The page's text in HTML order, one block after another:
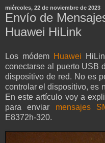
miércoles, 22 de noviembre de 2023
Envío de
Huawei HiLink
Los módem Huawei
conectarse al puerto USB
dispositivo de red. No es
controlar el dispositivo, es
En este artículo voy a
para enviar mensajes
E8372h-320.